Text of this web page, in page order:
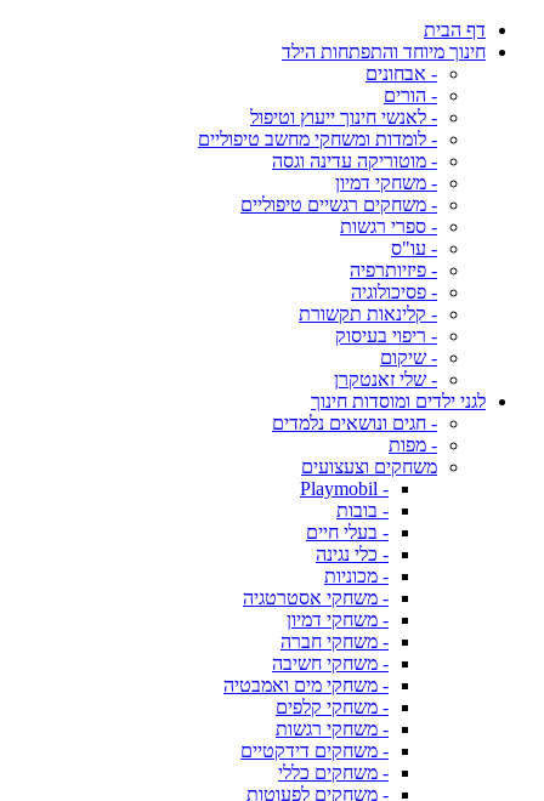
דף הבית
חינוך מיוחד והתפתחות הילד
- אבחונים
- הורים
- לאנשי חינוך ייעוץ וטיפול
- לומדות ומשחקי מחשב טיפוליים
- מוטוריקה עדינה וגסה
- משחקי דמיון
- משחקים רגשיים טיפוליים
- ספרי רגשות
- עו"ס
- פיזיותרפיה
- פסיכולוגיה
- קלינאות תקשורת
- ריפוי בעיסוק
- שיקום
- שלי זאנטקרן
לגני ילדים ומוסדות חינוך
- חגים ונושאים נלמדים
- מפות
משחקים וצעצועים
- Playmobil
- בובות
- בעלי חיים
- כלי נגינה
- מכוניות
- משחקי אסטרטגיה
- משחקי דמיון
- משחקי חברה
- משחקי חשיבה
- משחקי מים ואמבטיה
- משחקי קלפים
- משחקי רגשות
- משחקים דידקטיים
- משחקים כללי
- משחקים לפעוטות